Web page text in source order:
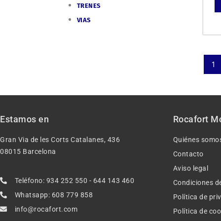
TRENES
VIAS
1
Estamos en
Gran Via de les Corts Catalanes, 436
08015 Barcelona
Teléfono: 934 252 550 - 644 143 460
Whatsapp: 608 779 858
info@rocafort.com
Rocafort
Quiénes
Contacto
Aviso legal
Condiciones
Política de
Política de